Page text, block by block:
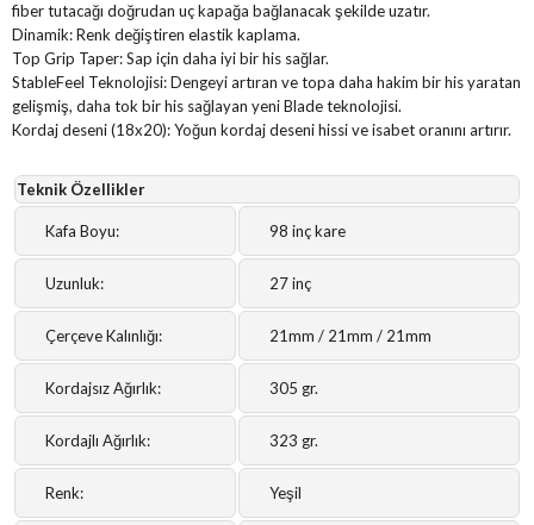
fiber tutacağı doğrudan uç kapağa bağlanacak şekilde uzatır.
Dinamik:Renk değiştiren elastik kaplama.
Top Grip Taper:Sap için daha iyi bir his sağlar.
StableFeel Teknolojisi:Dengeyi artıran ve topa daha hakim bir his yaratan
gelişmiş, daha tok bir his sağlayan yeni Blade teknolojisi.
Kordaj deseni (18x20): Yoğun kordaj deseni hissi ve isabet oranını artırır.
Teknik Özellikler
Kafa Boyu: 98 inç kare
Uzunluk: 27 inç
Çerçeve Kalınlığı: 21mm / 21mm / 21mm
Kordajsız Ağırlık: 305 gr.
Kordajlı Ağırlık: 323 gr.
Renk: Yeşil